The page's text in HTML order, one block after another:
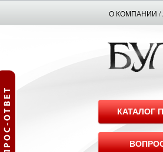
О КОМПАНИИ /
КАТАЛОГ